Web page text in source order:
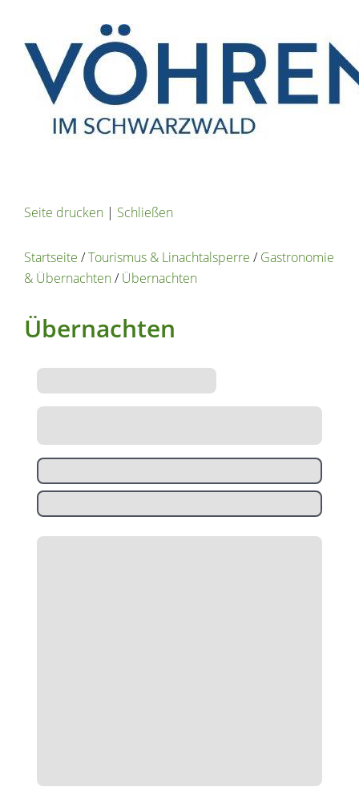
Seite drucken | Schließen
Startseite /Tourismus & Linachtalsperre /Gastronomie
& Übernachten/Übernachten
Übernachten